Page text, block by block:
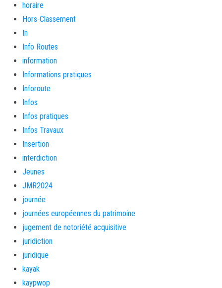
horaire
Hors-Classement
In
Info Routes
information
Informations pratiques
Inforoute
Infos
Infos pratiques
Infos Travaux
Insertion
interdiction
Jeunes
JMR2024
journée
journées européennes du patrimoine
jugement de notoriété acquisitive
juridiction
juridique
kayak
kaypwop